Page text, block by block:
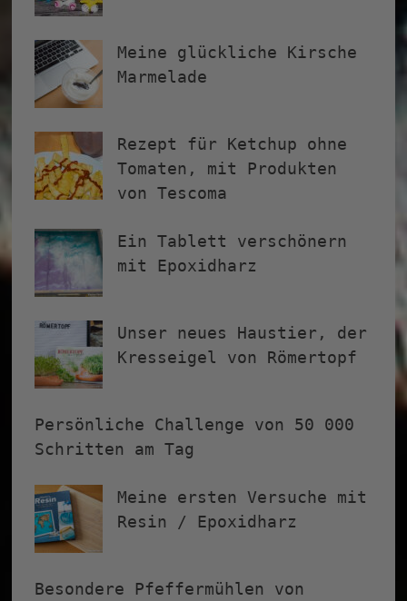
Meine glückliche Kirsche
Marmelade
Rezept für Ketchup ohne
Tomaten, mit Produkten
von Tescoma
Ein Tablett verschönern
mit Epoxidharz
Unser neues Haustier, der
Kresseigel von Römertopf
Persönliche Challenge von 50 000
Schritten am Tag
Meine ersten Versuche mit
Resin / Epoxidharz
Besondere Pfeffermühlen von